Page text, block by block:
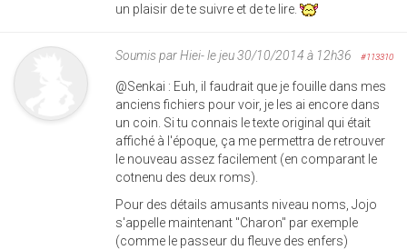
un plaisir de te suivre et de te lire.
Soumis parHiei-le jeu 30/10/2014 à 12h36 #113310
@Senkai : Euh, il faudrait que je fouille dans mes
anciens fichiers pour voir, je les ai encore dans
un coin. Si tu connais le texte original qui était
affiché à l'époque, ça me permettra de retrouver
le nouveau assez facilement (en comparant le
cotnenu des deux roms).
Pour des détails amusants niveau noms, Jojo
s'appelle maintenant "Charon" par exemple
(comme le passeur du fleuve des enfers)